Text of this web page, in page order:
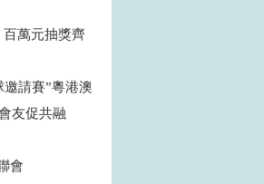
萬元抽獎齊
請賽”粵港澳
友促共融
會